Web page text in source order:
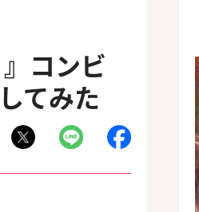
コンビ
てみた